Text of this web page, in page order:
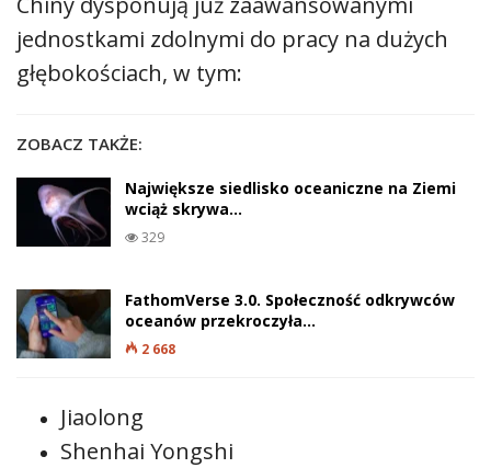
jednostkami zdolnymi do pracy na dużych
głębokościach, w tym:
ZOBACZ TAKŻE:
Największe siedlisko oceaniczne na Ziemi
wciąż skrywa…
329
FathomVerse 3.0. Społeczność odkrywców
oceanów przekroczyła…
2 668
Jiaolong
Shenhai Yongshi